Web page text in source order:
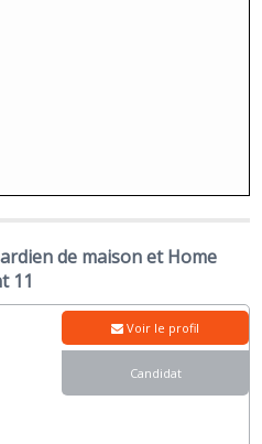
de maison et Home
11
Voir le profil
Candidat